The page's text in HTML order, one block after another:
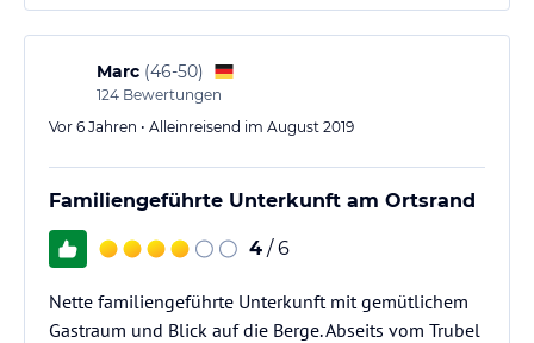
Marc (46-50)
124 Bewertungen
Vor 6 Jahren • Alleinreisend im August 2019
Familiengeführte Unterkunft am Ortsrand
4 / 6
Nette familiengeführte Unterkunft mit gemütlichem
Gastraum und Blick auf die Berge. Abseits vom Trubel